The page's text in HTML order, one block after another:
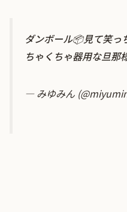
ダンボール📦見て笑っ
ちゃくちゃ器用な旦那
— みゆみん